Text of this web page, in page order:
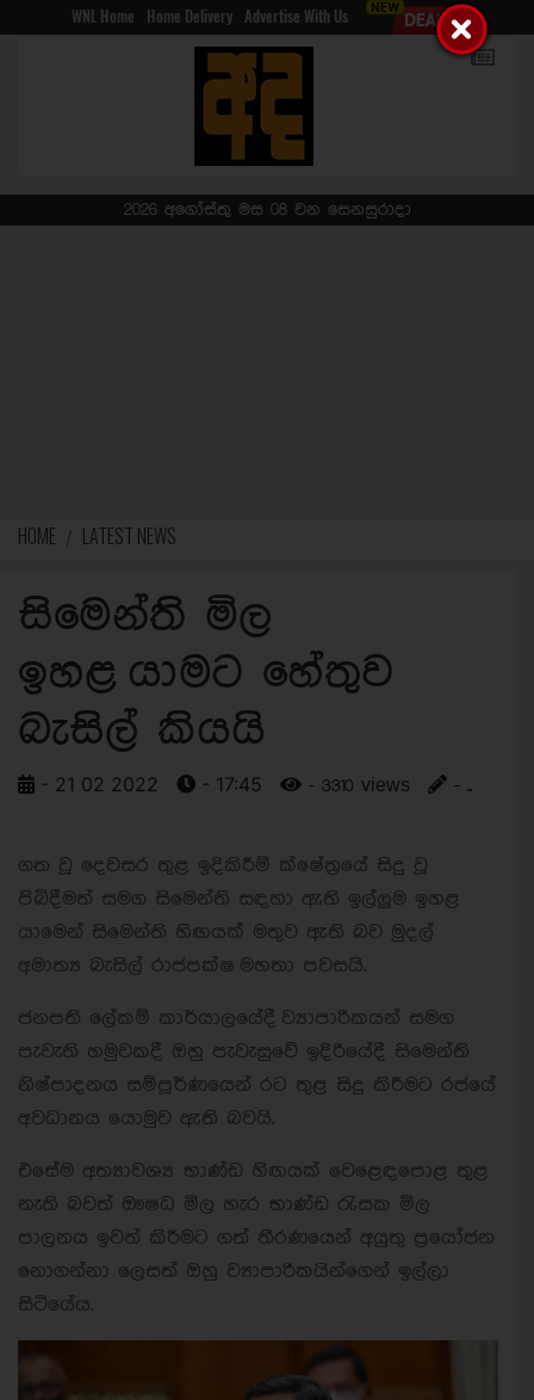
WNL Home Home Delivery Advertise With Us
2026 අගෝස්තු මස 08 වන සෙනසුරාදා
HOME LATEST NEWS
සිමෙන්ති මිල
ඉහළ යාමට හේතුව
බැසිල් කියයි
- 21 02 2022 - 17:45 - 3310 views - ..
ගත වූ දෙවසර තුළ ඉදිකිරීම් ක්ෂේත්‍රයේ සිදු වූ
පිබිදීමත් සමග සිමෙන්ති සඳහා ඇති ඉල්ලුම ඉහළ
යාමෙන් සිමෙන්ති හිඟයක් මතුව ඇති බව මුදල්
අමාත්‍ය බැසිල් රාජපක්ෂ මහතා පවසයි.
ජනපති ලේකම් කාර්යාලයේදී ව්‍යාපාරිකයන් සමග
පැවැති හමුවකදී ඔහු පැවැසුවේ ඉදිරියේදී සිමෙන්ති
නිෂ්පාදනය සම්පූර්ණයෙන් රට තුළ සිදු කිරීමට රජයේ
අවධානය යොමුව ඇති බවයි.
එසේම අත්‍යාවශ්‍ය භාණ්ඩ හිඟයක් වෙළෙඳපොළ තුළ
නැති බවත් ඖෂධ මිල හැර භාණ්ඩ රැසක මිල
පාලනය ඉවත් කිරීමට ගත් තීරණයෙන් අයුතු ප්‍රයෝජන
නොගන්නා ලෙසත් ඔහු ව්‍යාපාරිකයින්ගෙන් ඉල්ලා
සිටියේය.